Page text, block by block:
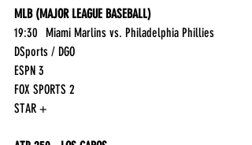
MLB (MAJOR LEAGUE BASEBALL)
DSports / DGO
ESPN 3
FOX SPORTS 2
STAR +